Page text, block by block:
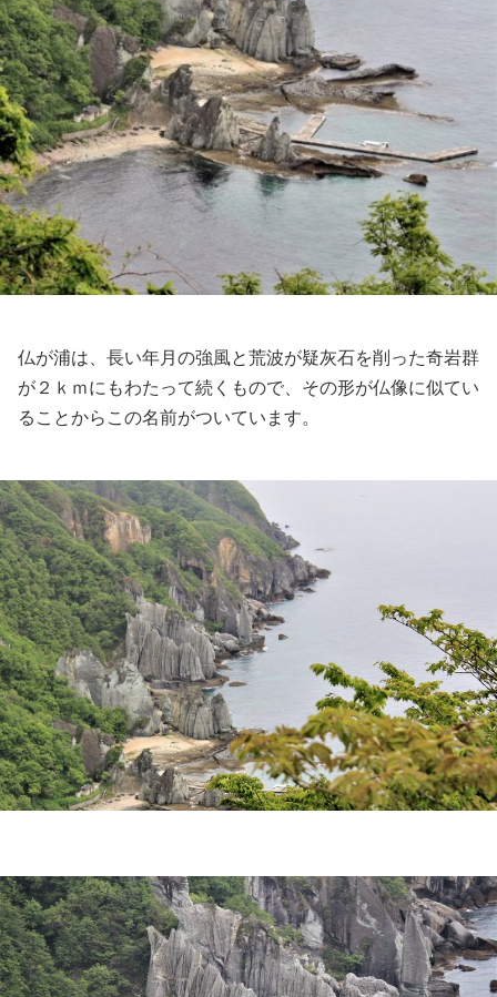
仏が浦は、長い年月の強風と荒波が疑灰石を削った奇岩群
が２ｋｍにもわたって続くもので、その形が仏像に似てい
ることからこの名前がついています。